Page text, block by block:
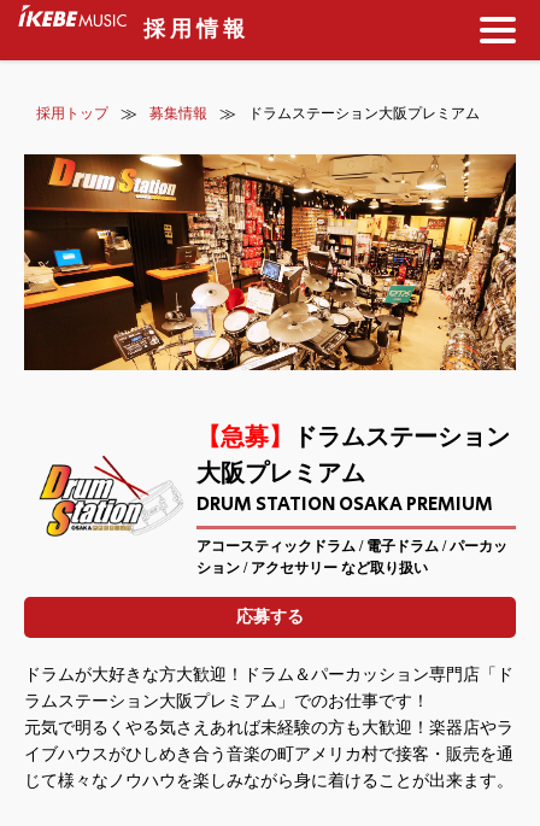
採用情報
採用トップ ≫ 募集情報 ≫ ドラムステーション大阪プレミアム
【急募】
ドラムステーション
大阪プレミアム
DRUM STATION OSAKA PREMIUM
アコースティックドラム / 電子ドラム / パーカッ
ション / アクセサリー など取り扱い
応募する
ドラムが大好きな方大歓迎！ドラム＆パーカッション専門店「ド
ラムステーション大阪プレミアム」でのお仕事です！
元気で明るくやる気さえあれば未経験の方も大歓迎！楽器店やラ
イブハウスがひしめき合う音楽の町アメリカ村で接客・販売を通
じて様々なノウハウを楽しみながら身に着けることが出来ます。